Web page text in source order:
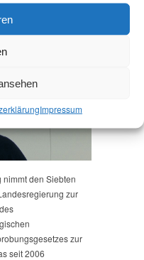
Impressum
Kommunales
nimmt den Siebten
zur
zur
seit 2006